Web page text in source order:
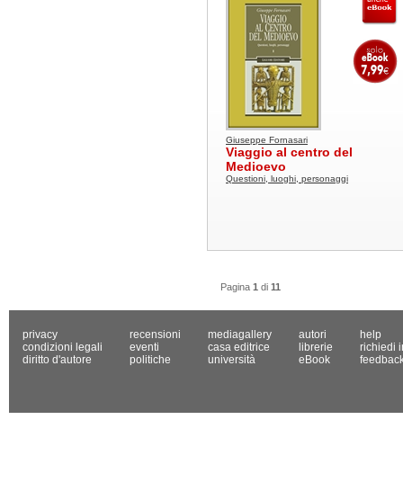
Giuseppe Fornasari
Viaggio al centro del
Medioevo
Questioni, luoghi, personaggi
Pagina 1 di 11
privacy
condizioni legali
diritto d'autore
recensioni
eventi
politiche
mediagallery
casa editrice
università
autori
librerie
eBook
help
richiedi